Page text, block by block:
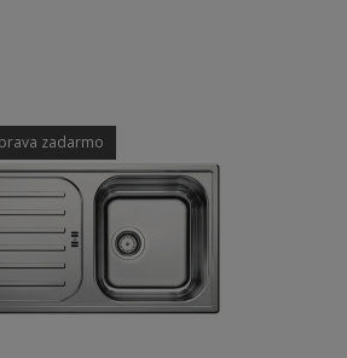
zadarmo